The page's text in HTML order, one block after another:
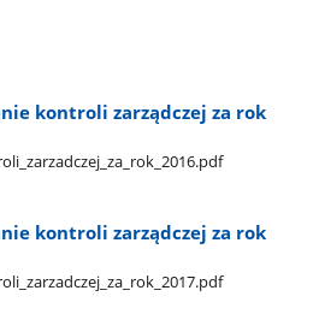
kontroli zarządczej za rok
kontroli zarządczej za rok